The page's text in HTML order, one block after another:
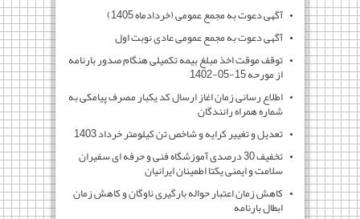
آگهی دعوت به مجمع عمومی (خردادماه 1405)
آگهی دعوت به مجمع عمومی عادی نوبت اول
توقف موقت اخذ مبلغ بیمه تکمیلی هنگام صدور بارنامه
از مورحه 15-05-1402
اطلاع رسانی زمان اغاز ارسال کد یکبار مصرف پیامکی به
شماره همراه رانندگان
تعدیل و تغییر کرایه و شاخص تن کیلومتر خرداد 1403
تخفیف 30 درصدی آموزشگاه فنی و حرفه ای سفیران
سلامت و ایمنی یکتا اطمینان ایرانیان
کاهش زمان اعتبار حواله بارگیری ناوگان و کاهش زمان
ابطال بارنامه